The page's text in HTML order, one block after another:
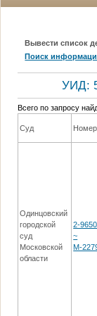
Вывести список
Поиск
УИД:
Всего по запросу
Суд
Одинцовский
городской
суд
Московской
области
2-
~
М-